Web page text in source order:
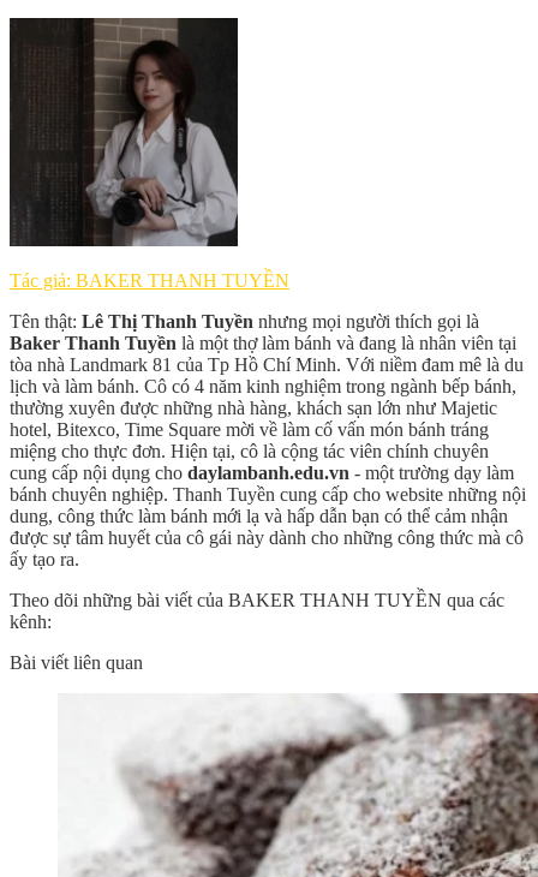
Tác giả: BAKER THANH TUYỀN
Tên thật: Lê Thị Thanh Tuyền nhưng mọi người thích gọi là
Baker Thanh Tuyền là một thợ làm bánh và đang là nhân viên tại
tòa nhà Landmark 81 của Tp Hồ Chí Minh. Với niềm đam mê là du
lịch và làm bánh. Cô có 4 năm kinh nghiệm trong ngành bếp bánh,
thường xuyên được những nhà hàng, khách sạn lớn như Majetic
hotel, Bitexco, Time Square mời về làm cố vấn món bánh tráng
miệng cho thực đơn. Hiện tại, cô là cộng tác viên chính chuyên
cung cấp nội dụng cho daylambanh.edu.vn - một trường dạy làm
bánh chuyên nghiệp. Thanh Tuyền cung cấp cho website những nội
dung, công thức làm bánh mới lạ và hấp dẫn bạn có thể cảm nhận
được sự tâm huyết của cô gái này dành cho những công thức mà cô
ấy tạo ra.
Theo dõi những bài viết của BAKER THANH TUYỀN qua các
kênh:
Bài viết liên quan